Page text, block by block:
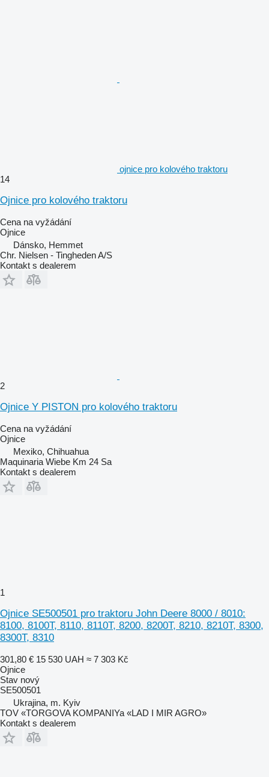
ojnice pro kolového traktoru
14
Ojnice pro kolového traktoru
Cena na vyžádání
Ojnice
Dánsko, Hemmet
Chr. Nielsen - Tingheden A/S
Kontakt s dealerem
2
Ojnice Y PISTON pro kolového traktoru
Cena na vyžádání
Ojnice
Mexiko, Chihuahua
Maquinaria Wiebe Km 24 Sa
Kontakt s dealerem
1
Ojnice SE500501 pro traktoru John Deere 8000 / 8010:
8100, 8100T, 8110, 8110T, 8200, 8200T, 8210, 8210T, 8300,
8300T, 8310
301,80 € 15 530 UAH ≈ 7 303 Kč
Ojnice
Stav nový
SE500501
Ukrajina, m. Kyiv
TOV «TORGOVA KOMPANIYa «LAD I MIR AGRO»
Kontakt s dealerem